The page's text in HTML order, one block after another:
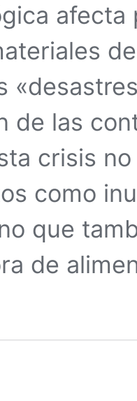
de las
crisis
como
que
de